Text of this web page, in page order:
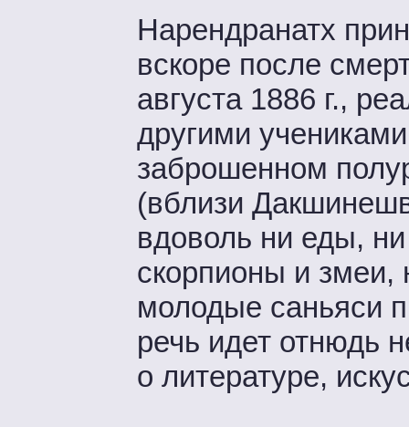
Нарендранатх
вскоре после
августа 1886 г.,
другими
заброшенном
(вблизи
вдоволь ни еды,
скорпионы и змеи,
молодые саньяси
речь идет отнюдь
о литературе,